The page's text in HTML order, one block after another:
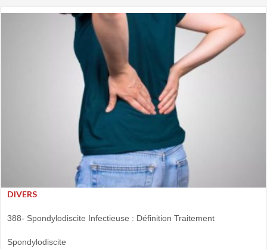
DIVERS
388- Spondylodiscite Infectieuse : Définition Traitement
Spondylodiscite